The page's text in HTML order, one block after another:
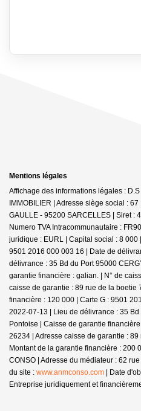
Mentions légales
Affichage des informations légales : D.S
IMMOBILIER | Adresse siège social :
GAULLE - 95200 SARCELLES | Siret :
Numero TVA Intracommunautaire :
juridique : EURL | Capital social : 8 000
9501 2016 000 003 16 | Date de
délivrance : 35 Bd du Port 95000
garantie financière : galian. | N° de
caisse de garantie : 89 rue de la boetie
financière : 120 000 | Carte G : 9501
2022-07-13 | Lieu de délivrance : 35
Pontoise | Caisse de garantie
26234 | Adresse caisse de garantie :
Montant de la garantie financière : 200
CONSO | Adresse du médiateur : 62
du site : www.anmconso.com | Date
Entreprise juridiquement et